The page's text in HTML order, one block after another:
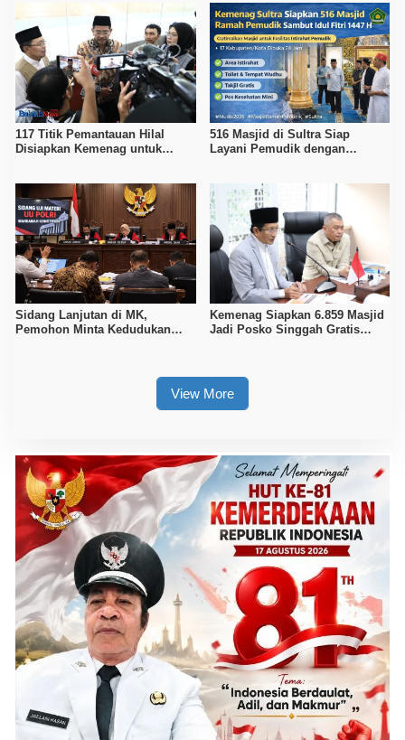
117 Titik Pemantauan Hilal
Disiapkan Kemenag untuk
516 Masjid di Sultra Siap
Layani Pemudik dengan
Sidang Lanjutan di MK,
Pemohon Minta Kedudukan
Kemenag Siapkan 6.859 Masjid
Jadi Posko Singgah Gratis
View More